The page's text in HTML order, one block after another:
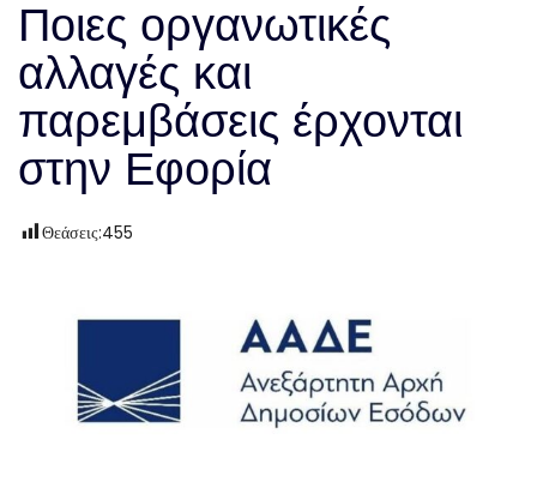
Ποιες οργανωτικές
αλλαγές και
παρεμβάσεις έρχονται
στην Εφορία
Θεάσεις:455